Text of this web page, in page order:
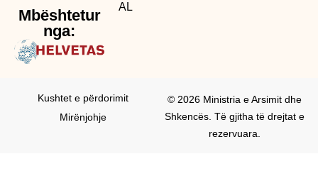
Mbështetur
nga:
AL
© 2026 Ministria e Arsimit dhe
Shkencës. Të gjitha të drejtat e
rezervuara.
Kushtet e përdorimit
Mirënjohje